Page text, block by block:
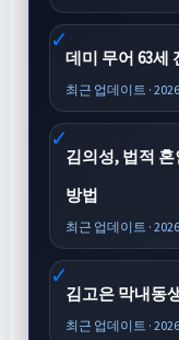
데미 무어 63세
최근 업데이트 ·
김의성, 법적
방법
최근 업데이트 ·
김고은 막내동
최근 업데이트 ·